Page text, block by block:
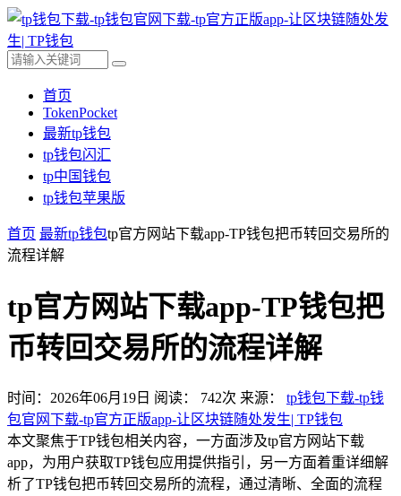
首页
TokenPocket
最新tp钱包
tp钱包闪汇
tp中国钱包
tp钱包苹果版
首页 最新tp钱包tp官方网站下载app-TP钱包把币转回交易所的
流程详解
tp官方网站下载app-TP钱包把
币转回交易所的流程详解
时间：2026年06月19日 阅读： 742次 来源： tp钱包下载-tp钱
包官网下载-tp官方正版app-让区块链随处发生| TP钱包
本文聚焦于TP钱包相关内容，一方面涉及tp官方网站下载
app，为用户获取TP钱包应用提供指引，另一方面着重详细解
析了TP钱包把币转回交易所的流程，通过清晰、全面的流程